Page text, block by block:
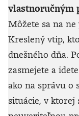
vlastnoručným
Môžete sa na
Kreslený vtip,
dnešného dňa.
zasmejete a
ako na správu o
situácie, v ktorej